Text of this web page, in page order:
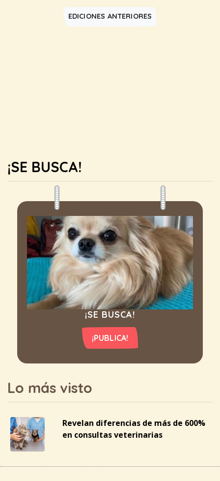
EDICIONES ANTERIORES
¡SE BUSCA!
¡SE BUSCA!
¡PUBLICA!
Lo más visto
Revelan diferencias de más de 600%
en consultas veterinarias